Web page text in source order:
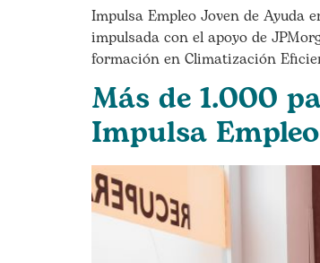
Impulsa Empleo Joven de Ayuda
impulsada con el apoyo de
formación en Climatización
Más de 1.000
Impulsa